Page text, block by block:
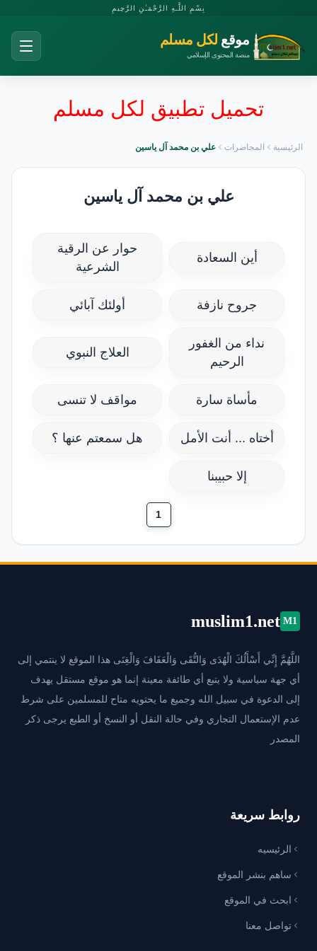
بِسْمِ اللَّـهِ الرَّحْمَـٰنِ الرَّحِيمِ
موقع لكل مسلم
منصة المحتوى الإسلامي
تحميل تطبيق لكل مسلم
الرئيسية المحاضرات علي بن محمد آل ياسين
علي بن محمد آل ياسين
أين السعادة
حوار عن الرقية
الشرعية
جروح نازفة أولئك آبائي
نداء من الغفور
الرحيم
العلاج النبوي
مأساة سارة مواقف لا تنسى
أختاه ... أنت الأمل هل سمعتم عنها ؟
إلا حبيبنا
1
M1
muslim1.net
اللَّهُمَّ إِنِّي أَسْأَلُكَ الْهُدَى وَالتُّقَى وَالْعَفَافَ وَالْغِنَى هذا الموقع لا ينتمي إلى
أي جهة سياسية ولا يتبع أي طائفة معينة إنما هو موقع مستقل يهدف
إلى الدعوة في سبيل الله وجميع ما يحتويه متاح للمسلمين على شرط
عدم الإستعمال التجاري وفي حالة النقل أو النسخ أو الطبع يرجى ذكر
المصدر
روابط سريعة
الرئيسيه
ساهم بنشر الموقع
ابحث في الموقع
تواصل معنا